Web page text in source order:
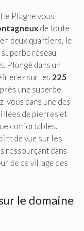
Plagne vous
de toute
deux quartiers, le
réseau
Plongé dans un
sur les 225
une superbe
vous dans une des
de pierres et
confortables.
de vue sur les
ressourçant dans
de ce village des
le domaine